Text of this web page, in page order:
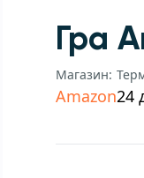
Гра
Магазин:
Amazon24